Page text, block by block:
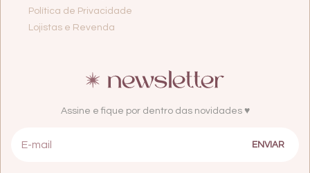
Política de Privacidade
Lojistas e Revenda
Assine e fique por dentro das novidades ♥